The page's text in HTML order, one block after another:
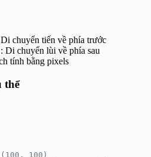
chuyển tiến về phía trước
: Di chuyển lùi về phía sau
tính bằng pixels
thể
100)